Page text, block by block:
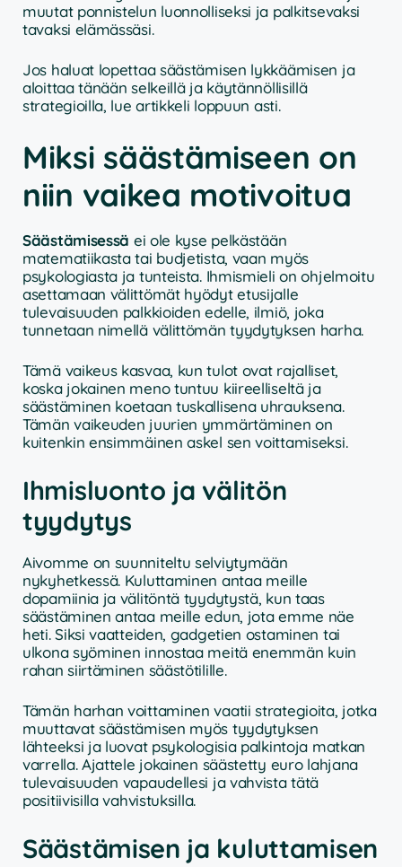
muutat ponnistelun luonnolliseksi ja palkitsevaksi
tavaksi elämässäsi.
Jos haluat lopettaa säästämisen lykkäämisen ja
aloittaa tänään selkeillä ja käytännöllisillä
strategioilla, lue artikkeli loppuun asti.
Miksi säästämiseen on
niin vaikea motivoitua
Säästämisessä ei ole kyse pelkästään
matematiikasta tai budjetista, vaan myös
psykologiasta ja tunteista. Ihmismieli on ohjelmoitu
asettamaan välittömät hyödyt etusijalle
tulevaisuuden palkkioiden edelle, ilmiö, joka
tunnetaan nimellä välittömän tyydytyksen harha.
Tämä vaikeus kasvaa, kun tulot ovat rajalliset,
koska jokainen meno tuntuu kiireelliseltä ja
säästäminen koetaan tuskallisena uhrauksena.
Tämän vaikeuden juurien ymmärtäminen on
kuitenkin ensimmäinen askel sen voittamiseksi.
Ihmisluonto ja välitön
tyydytys
Aivomme on suunniteltu selviytymään
nykyhetkessä. Kuluttaminen antaa meille
dopamiinia ja välitöntä tyydytystä, kun taas
säästäminen antaa meille edun, jota emme näe
heti. Siksi vaatteiden, gadgetien ostaminen tai
ulkona syöminen innostaa meitä enemmän kuin
rahan siirtäminen säästötilille.
Tämän harhan voittaminen vaatii strategioita, jotka
muuttavat säästämisen myös tyydytyksen
lähteeksi ja luovat psykologisia palkintoja matkan
varrella. Ajattele jokainen säästetty euro lahjana
tulevaisuuden vapaudellesi ja vahvista tätä
positiivisilla vahvistuksilla.
Säästämisen ja kuluttamisen